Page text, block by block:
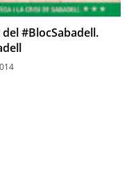
#BlocSabadell.